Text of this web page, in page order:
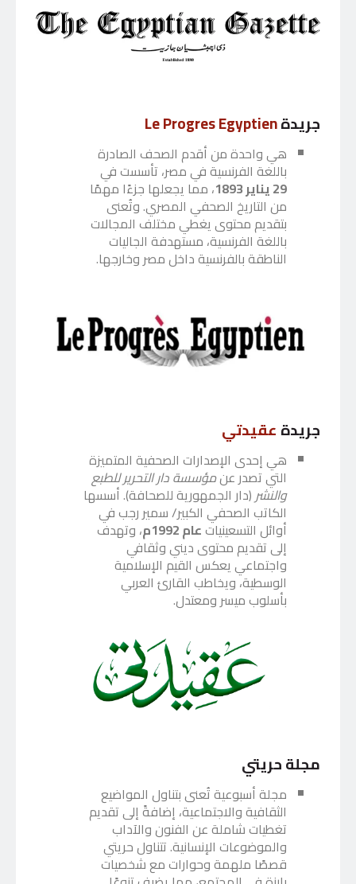
جريدةLe Progres Egyptien
هي واحدة من أقدم الصحف الصادرة
باللغة الفرنسية في مصر، تأسست في
29 يناير 1893 ، مما يجعلها جزءًا مهمًا
من التاريخ الصحفي المصري. وتُعنى
بتقديم محتوى يغطي مختلف المجالات
باللغة الفرنسية، مستهدفة الجاليات
الناطقة بالفرنسية داخل مصر وخارجها.
جريدةعقيدتي
هي إحدى الإصدارات الصحفية المتميزة
التي تصدر عنمؤسسة دار التحرير للطبع
والنشر(دار الجمهورية للصحافة). أسسها
الكاتب الصحفي الكبير/ سمير رجب في
أوائل التسعينياتعام 1992م ، وتهدف
إلى تقديم محتوى ديني وثقافي
واجتماعي يعكس القيم الإسلامية
الوسطية، ويخاطب القارئ العربي
بأسلوب ميسر ومعتدل.
مجلة حريتي
مجلة أسبوعية تُعنى بتناول المواضيع
الثقافية والاجتماعية، إضافةً إلى تقديم
تغطيات شاملة عن الفنون والآداب
والموضوعات الإنسانية. تتناول حريتي
قصصًا ملهمة وحوارات مع شخصيات